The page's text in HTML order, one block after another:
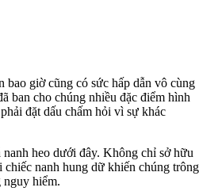
giờ cũng có sức hấp dẫn vô cùng
ban cho chúng nhiều đặc điểm hình
đặt dấu chấm hỏi vì sự khác
heo dưới đây. Không chỉ sở hữu
chiếc nanh hung dữ khiến chúng trông
nguy hiểm.